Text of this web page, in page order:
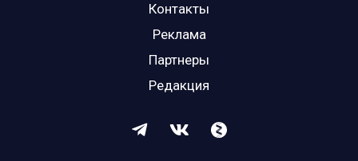
Контакты
Реклама
Партнеры
Редакция